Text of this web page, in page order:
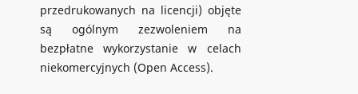
przedrukowanych na licencji) objęte
są ogólnym zezwoleniem na
bezpłatne wykorzystanie w celach
niekomercyjnych (Open Access).